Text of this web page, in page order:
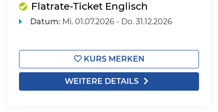
Flatrate-Ticket Englisch
Datum: Mi. 01.07.2026 - Do. 31.12.2026
KURS MERKEN
WEITERE DETAILS